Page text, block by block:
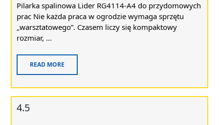
Pilarka spalinowa Lider RG4114-A4 do przydomowych
prac Nie każda praca w ogrodzie wymaga sprzętu
„warsztatowego”. Czasem liczy się kompaktowy
rozmiar, ...
READ MORE
4.5